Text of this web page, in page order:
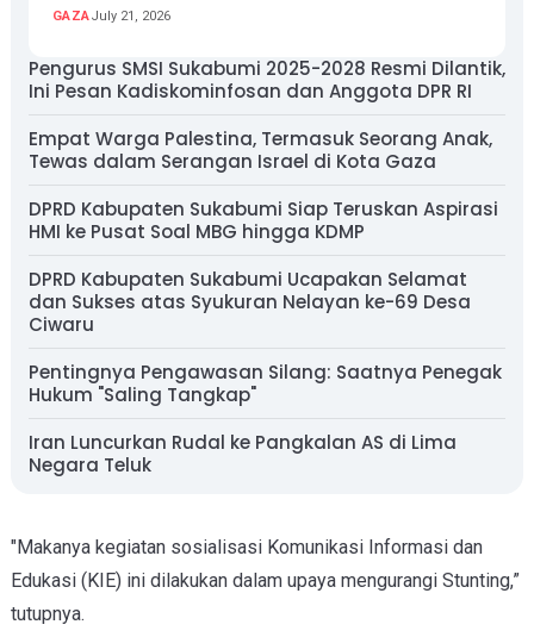
GAZAJuly 21, 2026
Pengurus SMSI Sukabumi 2025-2028 Resmi Dilantik,
Ini Pesan Kadiskominfosan dan Anggota DPR RI
Empat Warga Palestina, Termasuk Seorang Anak,
Tewas dalam Serangan Israel di Kota Gaza
DPRD Kabupaten Sukabumi Siap Teruskan Aspirasi
HMI ke Pusat Soal MBG hingga KDMP
DPRD Kabupaten Sukabumi Ucapakan Selamat
dan Sukses atas Syukuran Nelayan ke-69 Desa
Ciwaru
Pentingnya Pengawasan Silang: Saatnya Penegak
Hukum "Saling Tangkap"
Iran Luncurkan Rudal ke Pangkalan AS di Lima
Negara Teluk
"Makanya kegiatan sosialisasi Komunikasi Informasi dan
Edukasi (KIE) ini dilakukan dalam upaya mengurangi Stunting,”
tutupnya.